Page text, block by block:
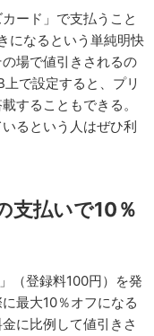
ード」で支払うこと
になるという単純明快
場で値引きされるの
で設定すると、プリ
することもできる。
るという人はぜひ利
支払いで10％
（登録料100円）を発
最大10％オフになる
に比例して値引きさ